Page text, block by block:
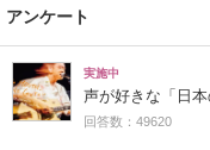
アンケート
実施中
声が好きな「日
回答数：49620